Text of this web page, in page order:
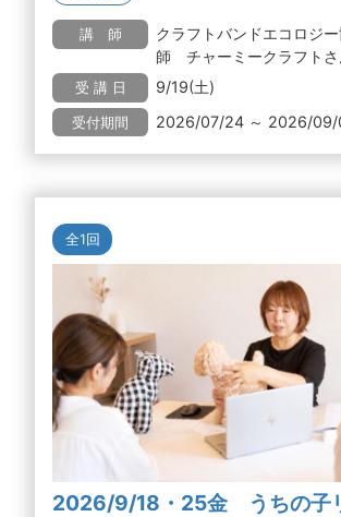
講 師
クラフトバンドエコロジ
師 チャーミークラフトさ
受 講 日 9/19(土)
受付期間 2026/07/24 ～ 2026/09/
全1回
2026/9/18・25金 うちの子